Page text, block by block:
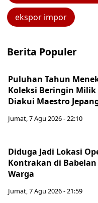
ekspor impor
Berita Populer
Puluhan Tahun
Koleksi Beringin Milik
Diakui Maestro
Jumat, 7 Agu 2026 - 22:10
Diduga Jadi Lokasi
Kontrakan di
Warga
Jumat, 7 Agu 2026 - 21:59